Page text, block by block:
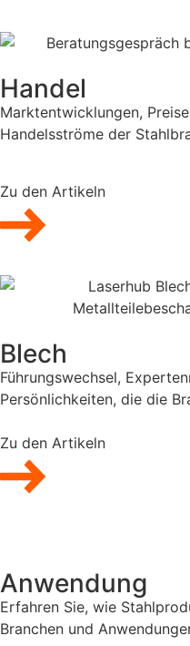
Handel
Marktentwicklungen,
Handelsströme der
Zu den Artikeln
Blech
Führungswechsel,
Persönlichkeiten, die die
Zu den Artikeln
Anwendung
Erfahren Sie, wie
Branchen und